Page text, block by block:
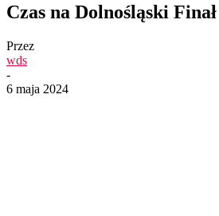
Czas na Dolnośląski
Przez
wds
-
6 maja 2024